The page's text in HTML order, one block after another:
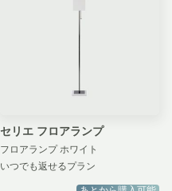
セリエ フロアランプ
フロアランプ ホワイト
いつでも返せるプラン